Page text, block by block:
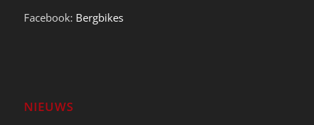
Facebook: Bergbikes
NIEUWS